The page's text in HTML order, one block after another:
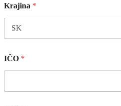
Krajina *
IČO *